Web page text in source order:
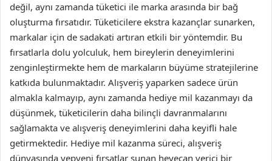
değil, aynı zamanda tüketici ile marka arasında bir bağ
oluşturma fırsatıdır. Tüketicilere ekstra kazançlar sunarken,
markalar için de sadakati artıran etkili bir yöntemdir. Bu
fırsatlarla dolu yolculuk, hem bireylerin deneyimlerini
zenginleştirmekte hem de markaların büyüme stratejilerine
katkıda bulunmaktadır. Alışveriş yaparken sadece ürün
almakla kalmayıp, aynı zamanda hediye mil kazanmayı da
düşünmek, tüketicilerin daha bilinçli davranmalarını
sağlamakta ve alışveriş deneyimlerini daha keyifli hale
getirmektedir. Hediye mil kazanma süreci, alışveriş
dünyasında yepyeni fırsatlar sunan heyecan verici bir